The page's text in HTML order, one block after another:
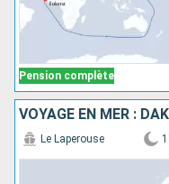
Pension complète
Le Laperouse